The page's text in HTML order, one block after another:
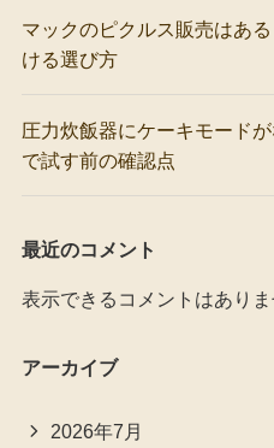
マックのピクルス販売はあ
ける選び方
圧力炊飯器にケーキモード
で試す前の確認点
最近のコメント
表示できるコメントはありま
アーカイブ
2026年7月